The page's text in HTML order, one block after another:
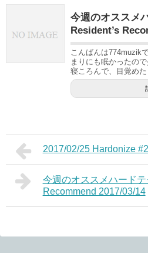
今週のオススメ
Resident’s
こんばんは774muzik
まりにも眠かったの
寝ころんで、目覚めた
2017/02/25 Hardonize
今週のオススメハードテ
Recommend 2017/03/14